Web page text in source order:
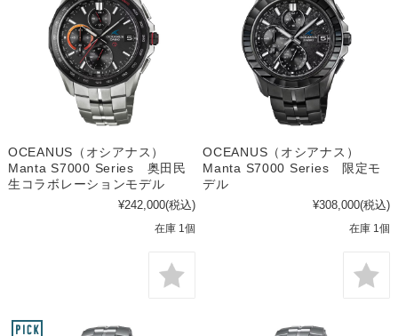
OCEANUS（オシアナス）
Manta S7000 Series 奥田民
生コラボレーションモデル
¥242,000(税込)
在庫 1個
OCEANUS（オシアナス）
Manta S7000 Series 限定モ
デル
¥308,000(税込)
在庫 1個